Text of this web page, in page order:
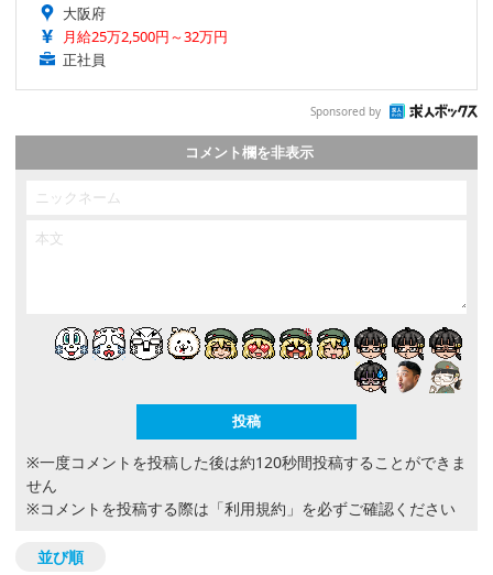
大阪府
月給25万2,500円～32万円
正社員
Sponsored by
コメント欄を非表示
※一度コメントを投稿した後は約120秒間投稿することができま
せん
※コメントを投稿する際は 「利用規約」 を必ずご確認ください
並び順